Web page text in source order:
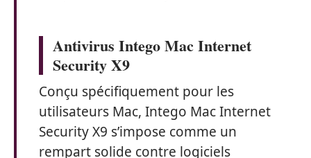
Antivirus Intego Mac Internet
Security X9
Conçu spécifiquement pour les
utilisateurs Mac, Intego Mac Internet
Security X9 s’impose comme un
rempart solide contre logiciels